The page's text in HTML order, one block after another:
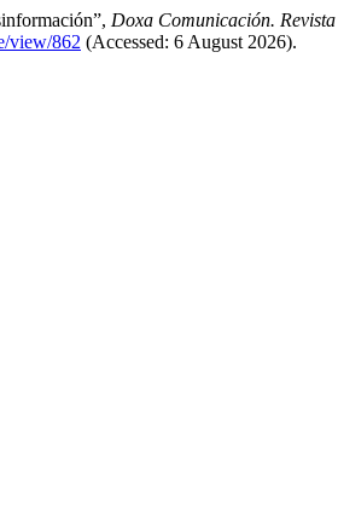
Doxa Comunicación.
view/862 (Accessed: 6 August 2026).